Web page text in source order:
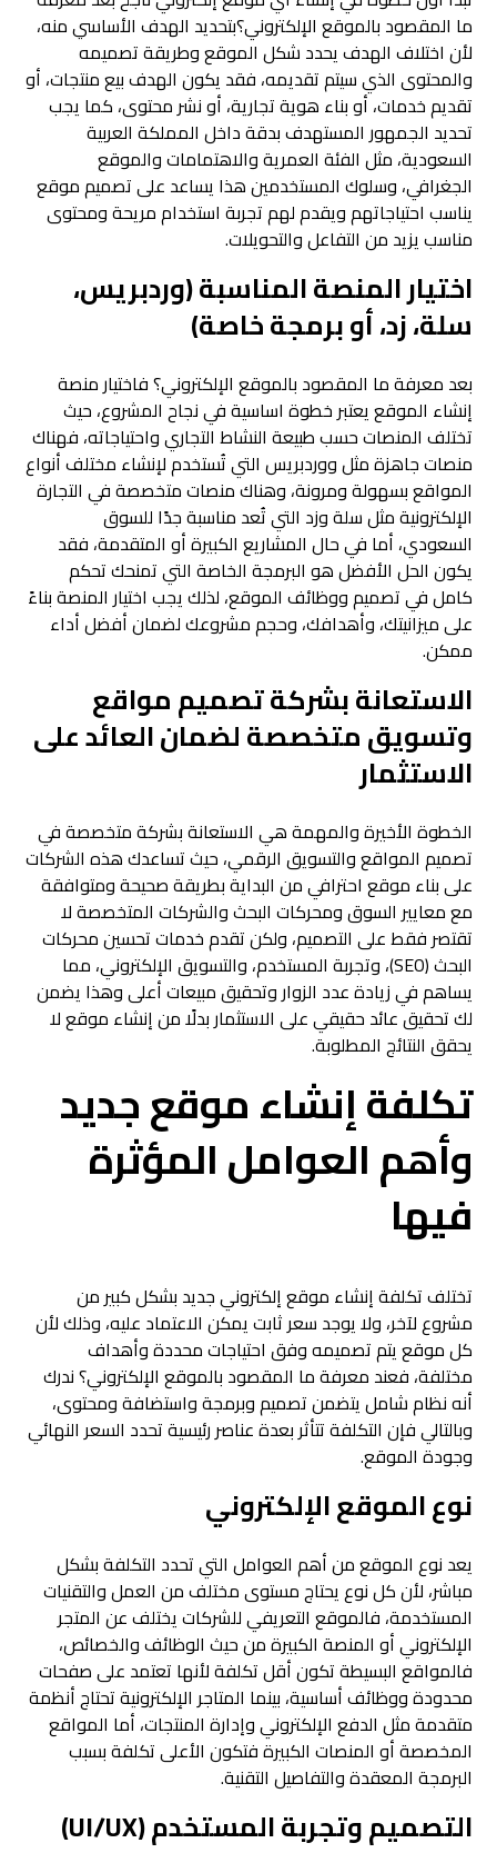
ما المقصود بالموقع الإلكتروني؟بتحديد الهدف الأساسي منه،
لأن اختلاف الهدف يحدد شكل الموقع وطريقة تصميمه
والمحتوى الذي سيتم تقديمه، فقد يكون الهدف بيع منتجات، أو
تقديم خدمات، أو بناء هوية تجارية، أو نشر محتوى، كما يجب
تحديد الجمهور المستهدف بدقة داخل المملكة العربية
السعودية، مثل الفئة العمرية والاهتمامات والموقع
الجغرافي، وسلوك المستخدمين هذا يساعد على تصميم موقع
يناسب احتياجاتهم ويقدم لهم تجربة استخدام مريحة ومحتوى
مناسب يزيد من التفاعل والتحويلات.
اختيار المنصة المناسبة (وردبريس،
سلة، زد، أو برمجة خاصة)
بعد معرفة ما المقصود بالموقع الإلكتروني؟ فاختيار منصة
إنشاء الموقع يعتبر خطوة اساسية في نجاح المشروع، حيث
تختلف المنصات حسب طبيعة النشاط التجاري واحتياجاته، فهناك
منصات جاهزة مثل ووردبريس التي تُستخدم لإنشاء مختلف أنواع
المواقع بسهولة ومرونة، وهناك منصات متخصصة في التجارة
الإلكترونية مثل سلة وزد التي تُعد مناسبة جدًا للسوق
السعودي، أما في حال المشاريع الكبيرة أو المتقدمة، فقد
يكون الحل الأفضل هو البرمجة الخاصة التي تمنحك تحكم
كامل في تصميم ووظائف الموقع، لذلك يجب اختيار المنصة بناءً
على ميزانيتك، وأهدافك، وحجم مشروعك لضمان أفضل أداء
ممكن.
الاستعانة بشركة تصميم مواقع
وتسويق متخصصة لضمان العائد على
الاستثمار
الخطوة الأخيرة والمهمة هي الاستعانة بشركة متخصصة في
تصميم المواقع والتسويق الرقمي، حيث تساعدك هذه الشركات
على بناء موقع احترافي من البداية بطريقة صحيحة ومتوافقة
مع معايير السوق ومحركات البحث والشركات المتخصصة لا
تقتصر فقط على التصميم، ولكن تقدم خدمات تحسين محركات
البحث (SEO)، وتجربة المستخدم، والتسويق الإلكتروني، مما
يساهم في زيادة عدد الزوار وتحقيق مبيعات أعلى وهذا يضمن
لك تحقيق عائد حقيقي على الاستثمار بدلًا من إنشاء موقع لا
يحقق النتائج المطلوبة.
تكلفة إنشاء موقع جديد
وأهم العوامل المؤثرة
فيها
تختلف تكلفة إنشاء موقع إلكتروني جديد بشكل كبير من
مشروع لآخر، ولا يوجد سعر ثابت يمكن الاعتماد عليه، وذلك لأن
كل موقع يتم تصميمه وفق احتياجات محددة وأهداف
مختلفة، فعند معرفة ما المقصود بالموقع الإلكتروني؟ ندرك
أنه نظام شامل يتضمن تصميم وبرمجة واستضافة ومحتوى،
وبالتالي فإن التكلفة تتأثر بعدة عناصر رئيسية تحدد السعر النهائي
وجودة الموقع.
نوع الموقع الإلكتروني
يعد نوع الموقع من أهم العوامل التي تحدد التكلفة بشكل
مباشر، لأن كل نوع يحتاج مستوى مختلف من العمل والتقنيات
المستخدمة، فالموقع التعريفي للشركات يختلف عن المتجر
الإلكتروني أو المنصة الكبيرة من حيث الوظائف والخصائص،
فالمواقع البسيطة تكون أقل تكلفة لأنها تعتمد على صفحات
محدودة ووظائف أساسية، بينما المتاجر الإلكترونية تحتاج أنظمة
متقدمة مثل الدفع الإلكتروني وإدارة المنتجات، أما المواقع
المخصصة أو المنصات الكبيرة فتكون الأعلى تكلفة بسبب
البرمجة المعقدة والتفاصيل التقنية.
التصميم وتجربة المستخدم (UI/UX)